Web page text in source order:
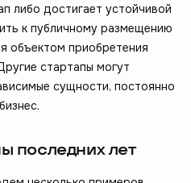
либо достигает устойчивой
к публичному размещению
объектом приобретения
стартапы могут
сущности, постоянно
последних лет